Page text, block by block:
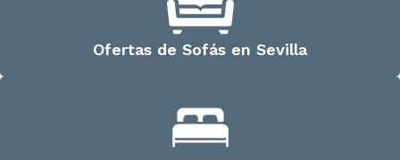
Ofertas de Sofás en Sevilla